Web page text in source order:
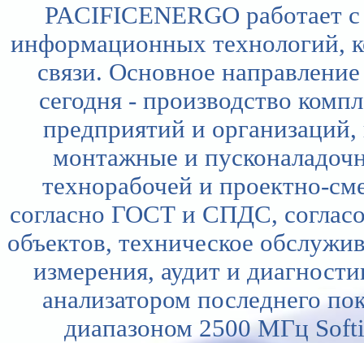
PACIFICENERGO работает
информационных технологий,
связи. Основное
сегодня - производство
предприятий и
монтажные и
технорабочей и проектно-
согласно ГОСТ и СПДС,
объектов, техническое
измерения, аудит и
анализатором последнего
диапазоном 2500 МГц